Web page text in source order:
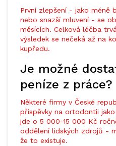
První zlepšení - jako méně
nebo snazší mluvení - se
měsících. Celková léčba
výsledek se nečeká až na
kupředu.
Je možné
peníze z práce?
Některé firmy v České
příspěvky na ortodontii
jde o 5 000-15 000 Kč
oddělení lidských zdrojů -
že to existuje.